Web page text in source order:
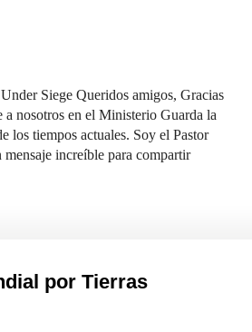
Siege Queridos amigos, Gracias
a nosotros en el Ministerio Guarda la
los tiempos actuales. Soy el Pastor
increíble para compartir
por Tierras